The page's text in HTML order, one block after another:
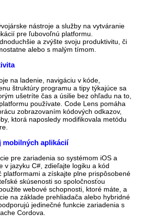
nástroje a služby na vytváranie
pre ľubovoľnú platformu.
a zvýšte svoju produktivitu, či
alebo s malým tímom.
na ladenie, navigáciu v kóde,
štruktúry programu a tipy týkajúce sa
ušetríte čas a úsilie bez ohľadu na to,
používate. Code Lens pomáha
zobrazovaním kódových odkazov,
ktorá naposledy modifikovala metódu
mobilných aplikácií
pre zariadenia so systémom iOS a
v jazyku C#, zdieľajte logiku a kód
platformami a získajte plne prispôsobené
skúsenosti so spoločnosťou
webové schopnosti, ktoré máte, a
na základe prehliadača alebo hybridné
jedinečné funkcie zariadenia s
Cordova.